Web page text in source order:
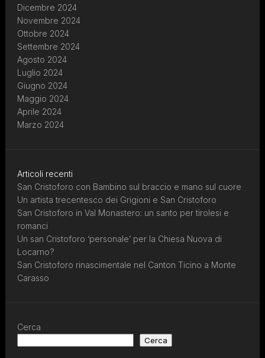
Dicembre 2024
Novembre 2024
Ottobre 2024
Settembre 2024
Agosto 2024
Luglio 2024
Giugno 2024
Maggio 2024
Aprile 2024
Marzo 2024
Articoli recenti
San Cristoforo con Bambino sul braccio e mano sul cuore
Un artista trecentesco dei Grigioni e San Cristoforo
San Cristoforo in Val Monastero: un santo per tirolesi e
romanci
Un san Cristoforo ‘personale’ per la Chiesa Nuova di
Locarno?
San Cristoforo rinascimentale nel Canton Ticino a Monte
Carasso
Cerca
Cerca